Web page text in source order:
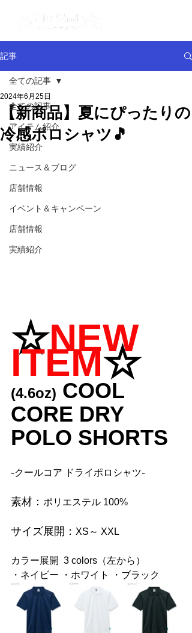
記事
全ての記事
アイテム紹介
実績紹介
ニュース＆ブログ
店舗情報
イベント＆キャンペーン
店舗情報
実績紹介
全ての記事
【新商品】夏にぴったりの
冷感ポロシャツ🎵
2024年6月25日
☆NEW
ITEM☆
(4.6oz) COOL
CORE DRY
POLO SHORTS
-クールコア ドライポロシャツ-
素材： ポリエステル 100%
サイズ展開： XS～ XXL
カラー展開 3 colors（左から）
・ネイビー ・ホワイト ・ブラック